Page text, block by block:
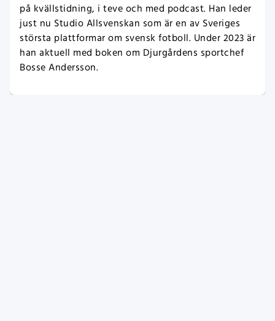
på kvällstidning, i teve och med podcast. Han leder
just nu Studio Allsvenskan som är en av Sveriges
största plattformar om svensk fotboll. Under 2023 är
han aktuell med boken om Djurgårdens sportchef
Bosse Andersson.